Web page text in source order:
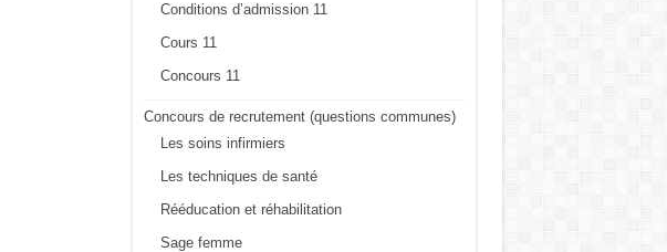
Conditions d’admission 11
Cours 11
Concours 11
Concours de recrutement (questions communes)
Les soins infirmiers
Les techniques de santé
Rééducation et réhabilitation
Sage femme